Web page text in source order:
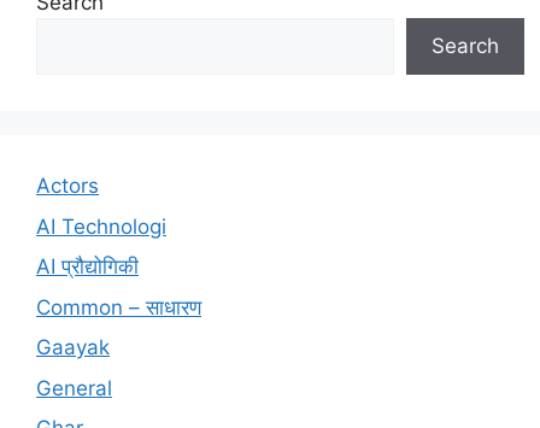
Search
Actors
AI Technologi
AI प्रौद्योगिकी
Common – साधारण
Gaayak
General